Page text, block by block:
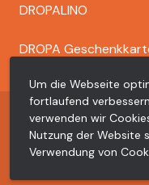
DROPALINO
DROPA
Copyright © 2026 Dr.
Meta
dropa
Datenschutzerklärung
Um die Webseite
fortlaufend
verwenden wir
Nutzung der Website
Verwendung von